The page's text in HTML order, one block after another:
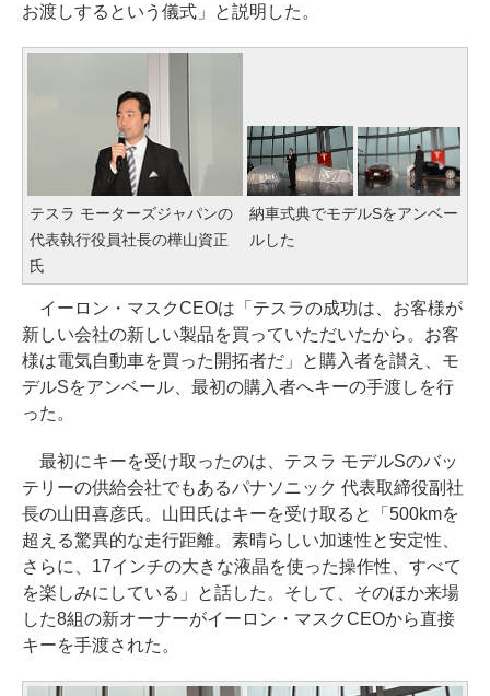
お渡しするという儀式」と説明した。
テスラ モーターズジャパンの
代表執行役員社長の樺山資正
氏
納車式典でモデルSをアンベー
ルした
イーロン・マスクCEOは「テスラの成功は、お客様が
新しい会社の新しい製品を買っていただいたから。お客
様は電気自動車を買った開拓者だ」と購入者を讃え、モ
デルSをアンベール、最初の購入者へキーの手渡しを行
った。
最初にキーを受け取ったのは、テスラ モデルSのバッ
テリーの供給会社でもあるパナソニック 代表取締役副社
長の山田喜彦氏。山田氏はキーを受け取ると「500kmを
超える驚異的な走行距離。素晴らしい加速性と安定性、
さらに、17インチの大きな液晶を使った操作性、すべて
を楽しみにしている」と話した。そして、そのほか来場
した8組の新オーナーがイーロン・マスクCEOから直接
キーを手渡された。